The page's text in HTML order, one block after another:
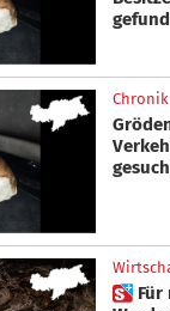
Chronik
 Für mehr Unabhängigkeit: